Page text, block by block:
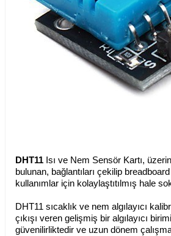
DHT11 Isı ve Nem Sensör Kartı,
bulunan, bağlantıları çekilip
kullanımlar için kolaylaştıtılmış hale
DHT11 sıcaklık ve nem algılayıcı
çıkışı veren gelişmiş bir algılayıcı
güvenilirliktedir ve uzun dönem